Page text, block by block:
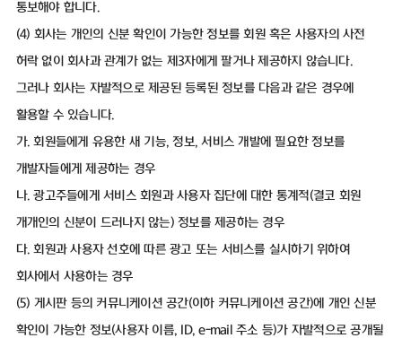
통보해야 합니다.
(4) 회사는 개인의 신분 확인이 가능한 정보를 회원 혹은 사용자의 사전
허락 없이 회사과 관계가 없는 제3자에게 팔거나 제공하지 않습니다.
그러나 회사는 자발적으로 제공된 등록된 정보를 다음과 같은 경우에
활용할 수 있습니다.
가. 회원들에게 유용한 새 기능, 정보, 서비스 개발에 필요한 정보를
개발자들에게 제공하는 경우
나. 광고주들에게 서비스 회원과 사용자 집단에 대한 통계적(결코 회원
개개인의 신분이 드러나지 않는) 정보를 제공하는 경우
다. 회원과 사용자 선호에 따른 광고 또는 서비스를 실시하기 위하여
회사에서 사용하는 경우
(5) 게시판 등의 커뮤니케이션 공간(이하 커뮤니케이션 공간)에 개인 신분
확인이 가능한 정보(사용자 이름, ID, e-mail 주소 등)가 자발적으로 공개될